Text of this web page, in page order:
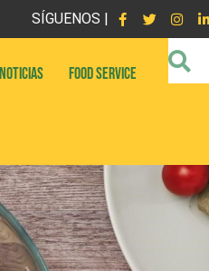
SÍGUENOS |
NOTICIAS FOOD SERVICE